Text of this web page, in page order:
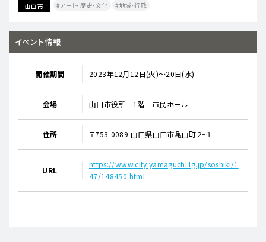
山口市 アート・歴史・文化 地域・行政
イベント情報
開催期間 2023年12月12日(火)～20日(水)
会場 山口市役所 1階 市民ホール
住所 〒753-0089 山口県山口市亀山町２−１
URL
https://www.city.yamaguchi.lg.jp/soshiki/1
47/148450.html